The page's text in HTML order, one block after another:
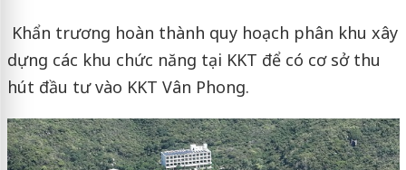
Khẩn trương hoàn thành quy hoạch phân khu xây
dựng các khu chức năng tại KKT để có cơ sở thu
hút đầu tư vào KKT Vân Phong.